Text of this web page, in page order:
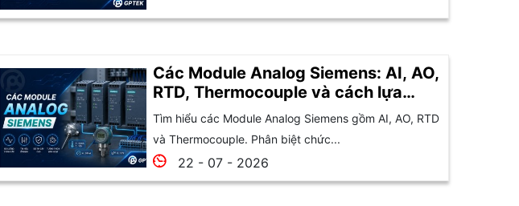
Các Module Analog Siemens: AI, AO,
RTD, Thermocouple và cách lựa
chọn
Tìm hiểu các Module Analog Siemens gồm AI, AO, RTD
và Thermocouple. Phân biệt chức...
22 - 07 - 2026